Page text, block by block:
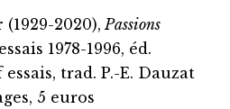
(1929-2020), Passions
1978-1996, éd.
trad. P.-E. Dauzat
5 euros